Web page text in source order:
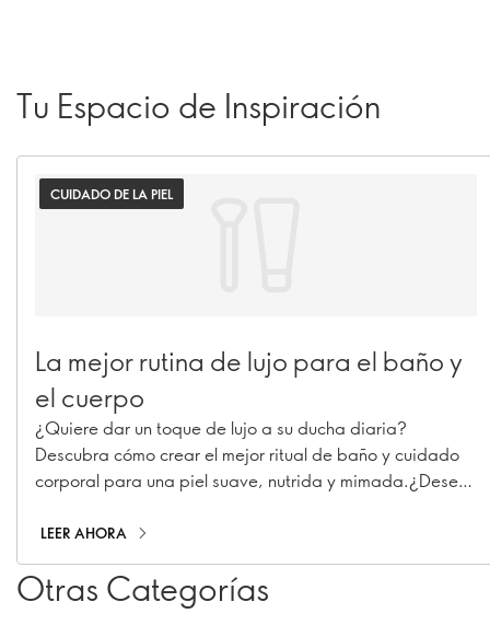
Tu Espacio de Inspiración
CUIDADO DE LA PIEL
La mejor rutina de lujo para el baño y
el cuerpo
¿Quiere dar un toque de lujo a su ducha diaria?
Descubra cómo crear el mejor ritual de baño y cuidado
corporal para una piel suave, nutrida y mimada.¿Desea
Descubra cómo crear el mejor ritual de baño y cuidado
corporal para una piel suave, nutrida y mimada.
LEER AHORA
Otras Categorías